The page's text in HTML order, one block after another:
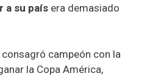
a su país era demasiado
campeón con la
la Copa América,